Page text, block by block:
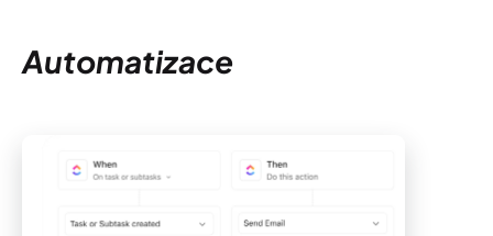
Automatizace